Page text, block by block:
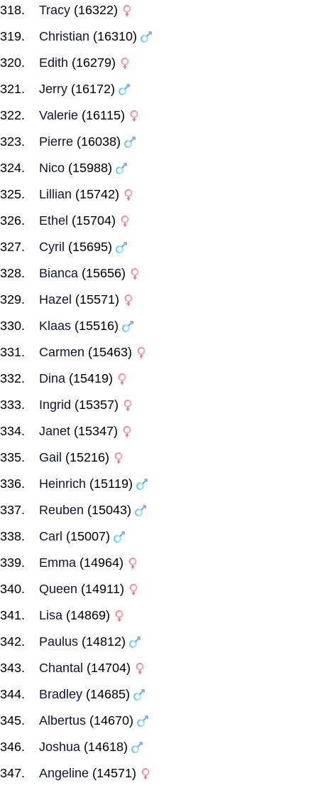
Tracy (16322)
Christian (16310)
Edith (16279)
Jerry (16172)
Valerie (16115)
Pierre (16038)
Nico (15988)
Lillian (15742)
Ethel (15704)
Cyril (15695)
Bianca (15656)
Hazel (15571)
Klaas (15516)
Carmen (15463)
Dina (15419)
Ingrid (15357)
Janet (15347)
Gail (15216)
Heinrich (15119)
Reuben (15043)
Carl (15007)
Emma (14964)
Queen (14911)
Lisa (14869)
Paulus (14812)
Chantal (14704)
Bradley (14685)
Albertus (14670)
Joshua (14618)
Angeline (14571)